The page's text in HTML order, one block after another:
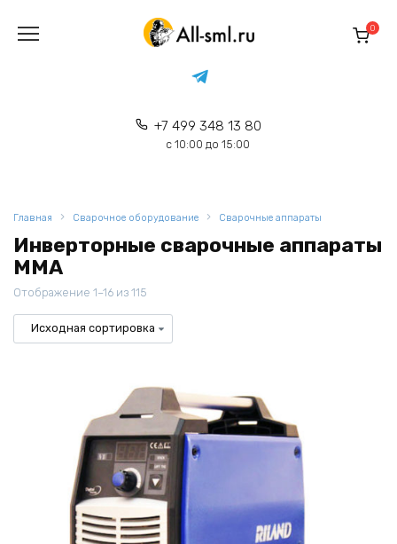
содержанию
+7 499 348 13 80
с 10:00 до 15:00
0
Главная Сварочное оборудование Сварочные аппараты
Инверторные сварочные аппараты
MMA
Отображение 1–16 из 115